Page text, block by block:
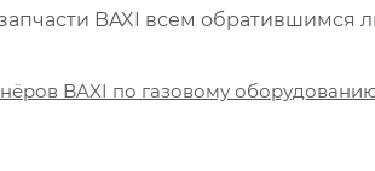
BAXI всем обратившимся
BAXI по газовому